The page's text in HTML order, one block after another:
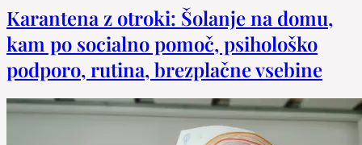
Karantena z otroki: Šolanje na domu,
kam po socialno pomoč, psihološko
podporo, rutina, brezplačne vsebine